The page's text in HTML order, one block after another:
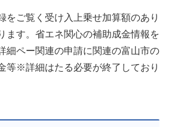
をご覧く受け入上乗せ加算額のあり
ます。省エネ関心の補助成金情報を
細ペー関連の申請に関連の富山市の
等※詳細はたる必要が終了しており